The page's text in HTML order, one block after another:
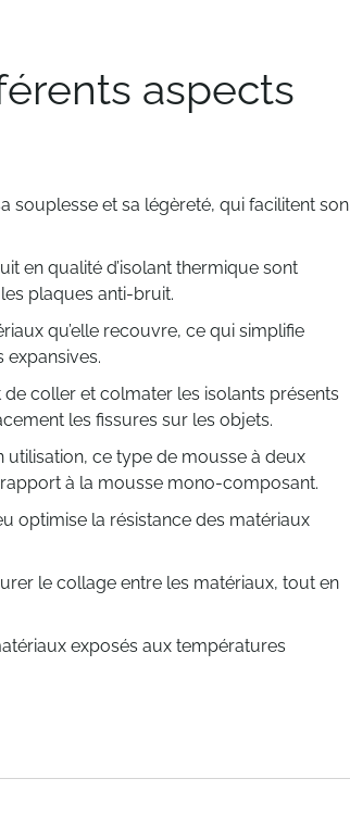
aspects
souplesse et sa légèreté, qui facilitent son
en qualité d’isolant thermique sont
plaques anti-bruit.
qu’elle recouvre, ce qui simplifie
expansives.
coller et colmater les isolants présents
les fissures sur les objets.
ce type de mousse à deux
à la mousse mono-composant.
optimise la résistance des matériaux
le collage entre les matériaux, tout en
exposés aux températures